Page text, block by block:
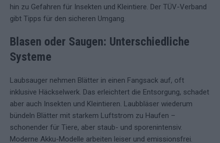
hin zu Gefahren für Insekten und Kleintiere. Der TÜV-Verband
gibt Tipps für den sicheren Umgang.
Blasen oder Saugen: Unterschiedliche
Systeme
Laubsauger nehmen Blätter in einen Fangsack auf, oft
inklusive Häckselwerk. Das erleichtert die Entsorgung, schadet
aber auch Insekten und Kleintieren. Laubbläser wiederum
bündeln Blätter mit starkem Luftstrom zu Haufen –
schonender für Tiere, aber staub- und sporenintensiv.
Moderne Akku-Modelle arbeiten leiser und emissionsfrei.